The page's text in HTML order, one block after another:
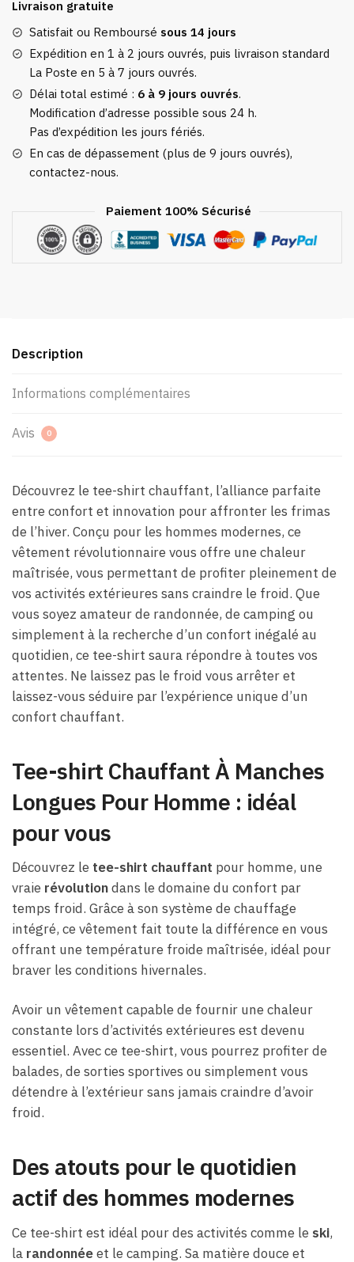
Chauffant
À
Manches
Longues
Pour
Homme
Livraison gratuite
Satisfait ou Remboursé sous 14 jours
Expédition en 1 à 2 jours ouvrés, puis livraison standard
La Poste en 5 à 7 jours ouvrés.
Délai total estimé : 6 à 9 jours ouvrés.
Modification d’adresse possible sous 24 h.
Pas d’expédition les jours fériés.
En cas de dépassement (plus de 9 jours ouvrés),
contactez-nous.
Paiement 100% Sécurisé
Description
Informations complémentaires
Avis 0
Découvrez le tee-shirt chauffant, l’alliance parfaite
entre confort et innovation pour affronter les frimas
de l’hiver. Conçu pour les hommes modernes, ce
vêtement révolutionnaire vous offre une chaleur
maîtrisée, vous permettant de profiter pleinement de
vos activités extérieures sans craindre le froid. Que
vous soyez amateur de randonnée, de camping ou
simplement à la recherche d’un confort inégalé au
quotidien, ce tee-shirt saura répondre à toutes vos
attentes. Ne laissez pas le froid vous arrêter et
laissez-vous séduire par l’expérience unique d’un
confort chauffant.
Tee-shirt Chauffant À Manches
Longues Pour Homme : idéal
pour vous
Découvrez le tee-shirt chauffant pour homme, une
vraie révolutiondans le domaine du confort par
temps froid. Grâce à son système de chauffage
intégré, ce vêtement fait toute la différence en vous
offrant une température froide maîtrisée, idéal pour
braver les conditions hivernales.
Avoir un vêtement capable de fournir une chaleur
constante lors d’activités extérieures est devenu
essentiel. Avec ce tee-shirt, vous pourrez profiter de
balades, de sorties sportives ou simplement vous
détendre à l’extérieur sans jamais craindre d’avoir
froid.
Des atouts pour le quotidien
actif des hommes modernes
Ce tee-shirt est idéal pour des activités comme le ski,
la randonnéeet le camping. Sa matière douce et